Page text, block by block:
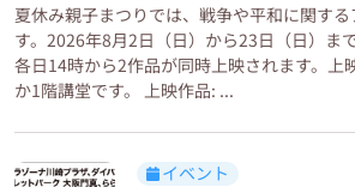
夏休み親子まつりでは、戦争や平和に関す
す。2026年8月2日（日）から23日（日）ま
各日14時から2作品が同時上映されます。上
か1階講堂です。 上映作品: ...
イベント